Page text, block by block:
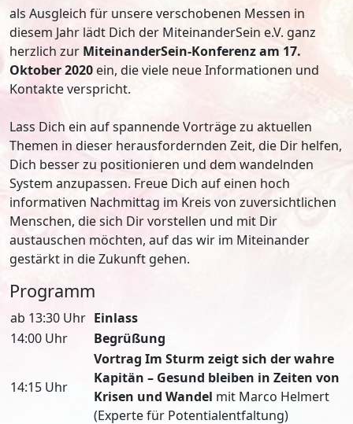
als Ausgleich für unsere verschobenen Messen in
diesem Jahr lädt Dich der MiteinanderSein e.V. ganz
herzlich zur MiteinanderSein-Konferenz am 17.
Oktober 2020ein, die viele neue Informationen und
Kontakte verspricht.
Lass Dich ein auf spannende Vorträge zu aktuellen
Themen in dieser herausfordernden Zeit, die Dir helfen,
Dich besser zu positionieren und dem wandelnden
System anzupassen. Freue Dich auf einen hoch
informativen Nachmittag im Kreis von zuversichtlichen
Menschen, die sich Dir vorstellen und mit Dir
austauschen möchten, auf das wir im Miteinander
gestärkt in die Zukunft gehen.
Programm
ab 13:30 Uhr Einlass
14:00 Uhr
Begrüßung
14:15 Uhr
Vortrag Im Sturm zeigt sich der wahre
Kapitän – Gesund bleiben in Zeiten von
Krisen und Wandel mit Marco Helmert
(Experte für Potentialentfaltung)